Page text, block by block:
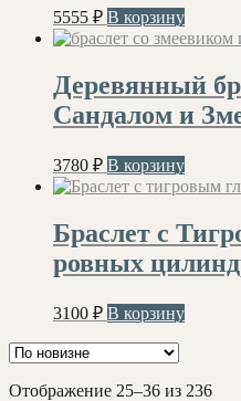
5555 ₽ В корзину
Деревянный
Сандалом и
3780 ₽ В корзину
Браслет с
ровных
3100 ₽ В корзину
Отображение 25–36 из 236